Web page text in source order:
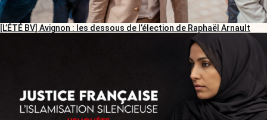
[L’ÉTÉ BV] Avignon : les dessous de l’élection de Raphaël Arnault